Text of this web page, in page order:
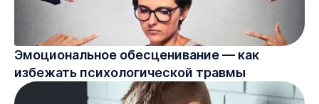
Эмоциональное обесценивание — как
избежать психологической травмы